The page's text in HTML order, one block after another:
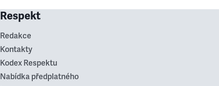
Respekt
Redakce
Kontakty
Kodex Respektu
Nabídka předplatného